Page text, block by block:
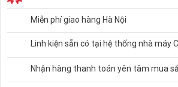
Miễn phí giao hàng Hà Nội
Linh kiện sẵn có tại hệ thống nhà máy
Nhận hàng thanh toán yên tâm mua